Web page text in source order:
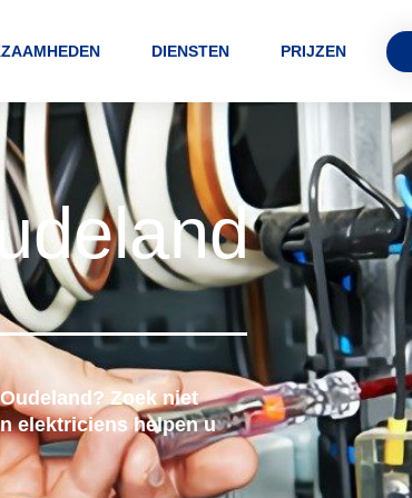
DIENSTEN PRIJZEN
Zoek niet
elektriciens helpen u